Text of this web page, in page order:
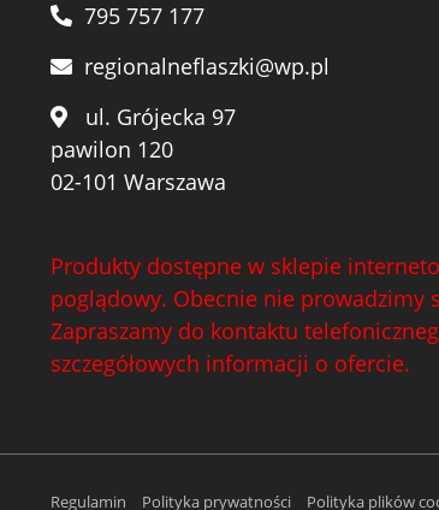
795 757 177
regionalneflaszki@wp.pl
ul. Grójecka 97
pawilon 120
02-101 Warszawa
Produkty dostępne w sklepie
poglądowy. Obecnie nie prowadzimy
Zapraszamy do kontaktu
szczegółowych informacji o ofercie.
Regulamin Polityka prywatności Polityka plików